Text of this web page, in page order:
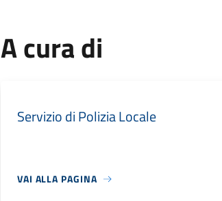
A cura di
Servizio di Polizia Locale
VAI ALLA PAGINA